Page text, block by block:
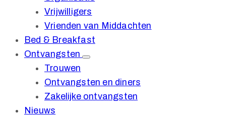
Vrijwilligers
Vrienden van Middachten
Bed & Breakfast
Ontvangsten
Trouwen
Ontvangsten en diners
Zakelijke ontvangsten
Nieuws